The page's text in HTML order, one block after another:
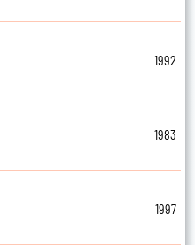
1992
1983
1997